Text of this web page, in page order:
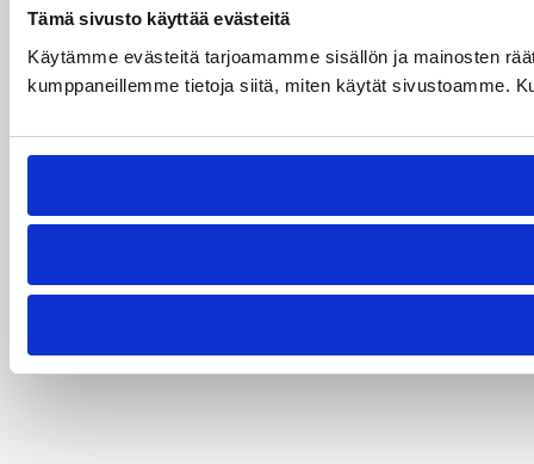
Tämä sivusto käyttää evästeitä
Käytämme evästeitä tarjoamamme sisällön ja mainosten
kumppaneillemme tietoja siitä, miten käytät sivustoamme.